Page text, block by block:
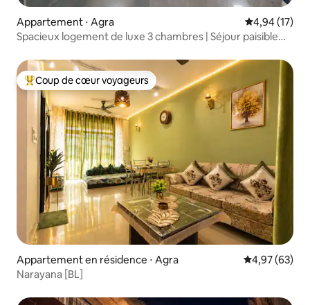
Appartement ⋅ Agra Évaluation
4,94 (17)
Spacieux logement de luxe 3 chambres | Séjour paisible
Coups de cœur voyageurs les plus appréciés
Coup de cœur voyageurs
Appartement en résidence ⋅ Agra Évaluation
4,97 (63)
Narayana [BL]